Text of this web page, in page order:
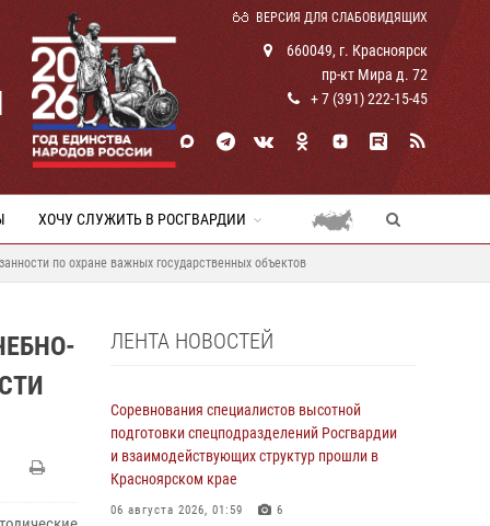
ВЕРСИЯ ДЛЯ СЛАБОВИДЯЩИХ
660049, г. Красноярск
пр-кт Мира д. 72
+ 7 (391) 222-15-45
ХОЧУ СЛУЖИТЬ В РОСГВАРДИИ
по охране важных государственных объектов
ЛЕНТА НОВОСТЕЙ
Соревнования специалистов высотной
подготовки спецподразделений Росгвардии
и взаимодействующих структур прошли в
Красноярском крае
06 августа 2026, 01:59 6